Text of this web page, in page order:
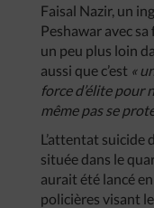
Faisal Nazir, un
Peshawar avec
un peu plus loin
aussi que c’est «
force d’élite pour
même pas se
L’attentat suicide
située dans le
aurait été lancé
policières visant